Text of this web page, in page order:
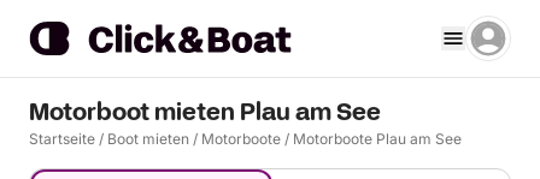
Motorboot mieten Plau am See
Startseite / Boot mieten / Motorboote / Motorboote Plau am See